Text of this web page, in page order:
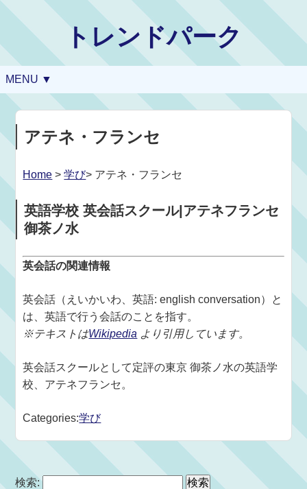
トレンドパーク
MENU ▼
アテネ・フランセ
Home >学び> アテネ・フランセ
英語学校 英会話スクール|アテネフランセ
御茶ノ水
英会話の関連情報
英会話（えいかいわ、英語: english conversation）と
は、英語で行う会話のことを指す。
※テキストはWikipedia より引用しています。
英会話スクールとして定評の東京 御茶ノ水の英語学
校、アテネフランセ。
Categories:学び
検索: